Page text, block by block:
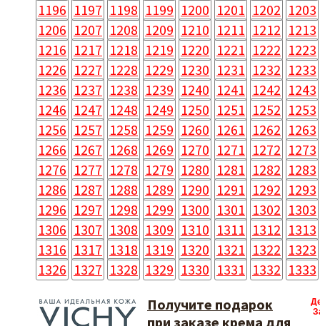
1196 1197 1198 1199 1200 1201 1202 1203
1206 1207 1208 1209 1210 1211 1212 1213
1216 1217 1218 1219 1220 1221 1222 1223
1226 1227 1228 1229 1230 1231 1232 1233
1236 1237 1238 1239 1240 1241 1242 1243
1246 1247 1248 1249 1250 1251 1252 1253
1256 1257 1258 1259 1260 1261 1262 1263
1266 1267 1268 1269 1270 1271 1272 1273
1276 1277 1278 1279 1280 1281 1282 1283
1286 1287 1288 1289 1290 1291 1292 1293
1296 1297 1298 1299 1300 1301 1302 1303
1306 1307 1308 1309 1310 1311 1312 1313
1316 1317 1318 1319 1320 1321 1322 1323
1326 1327 1328 1329 1330 1331 1332 1333
Получите подарок
при заказе крема для